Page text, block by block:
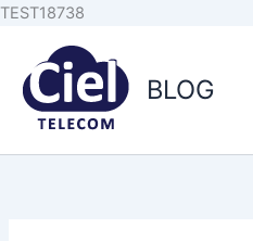
TEST18738
contenu
principal
Aller
contenu
BLOG